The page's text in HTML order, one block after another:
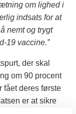
om lighed i
indsats for at
nemt og trygt
19 vaccine.”
der skal
om 90 procent
fået deres første
er at sikre